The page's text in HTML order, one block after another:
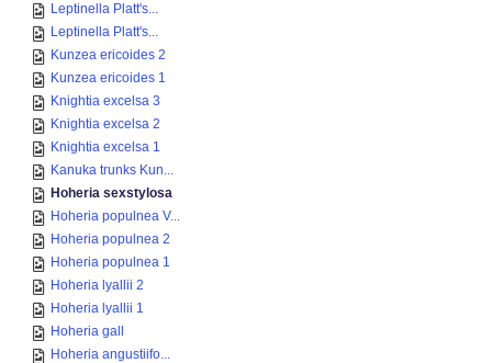
Leptinella Platt's...
Leptinella Platt's...
Kunzea ericoides 2
Kunzea ericoides 1
Knightia excelsa 3
Knightia excelsa 2
Knightia excelsa 1
Kanuka trunks Kun...
Hoheria sexstylosa
Hoheria populnea V...
Hoheria populnea 2
Hoheria populnea 1
Hoheria lyallii 2
Hoheria lyallii 1
Hoheria gall
Hoheria angustiifo...